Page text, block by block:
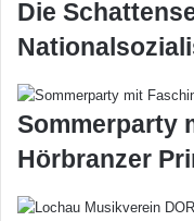
Die
Sommerparty
Hörbranzer